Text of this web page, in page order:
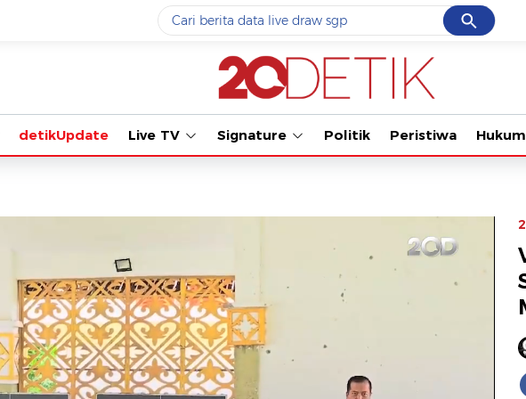
Cancel
Yang sedang ramai dicari
data live draw sgp
#3senjata
#5gempa hari ini
Promoted
Terakhir yang dicari
Loading...
detikUpdate Live TV Signature Politik Peristiwa Hukum